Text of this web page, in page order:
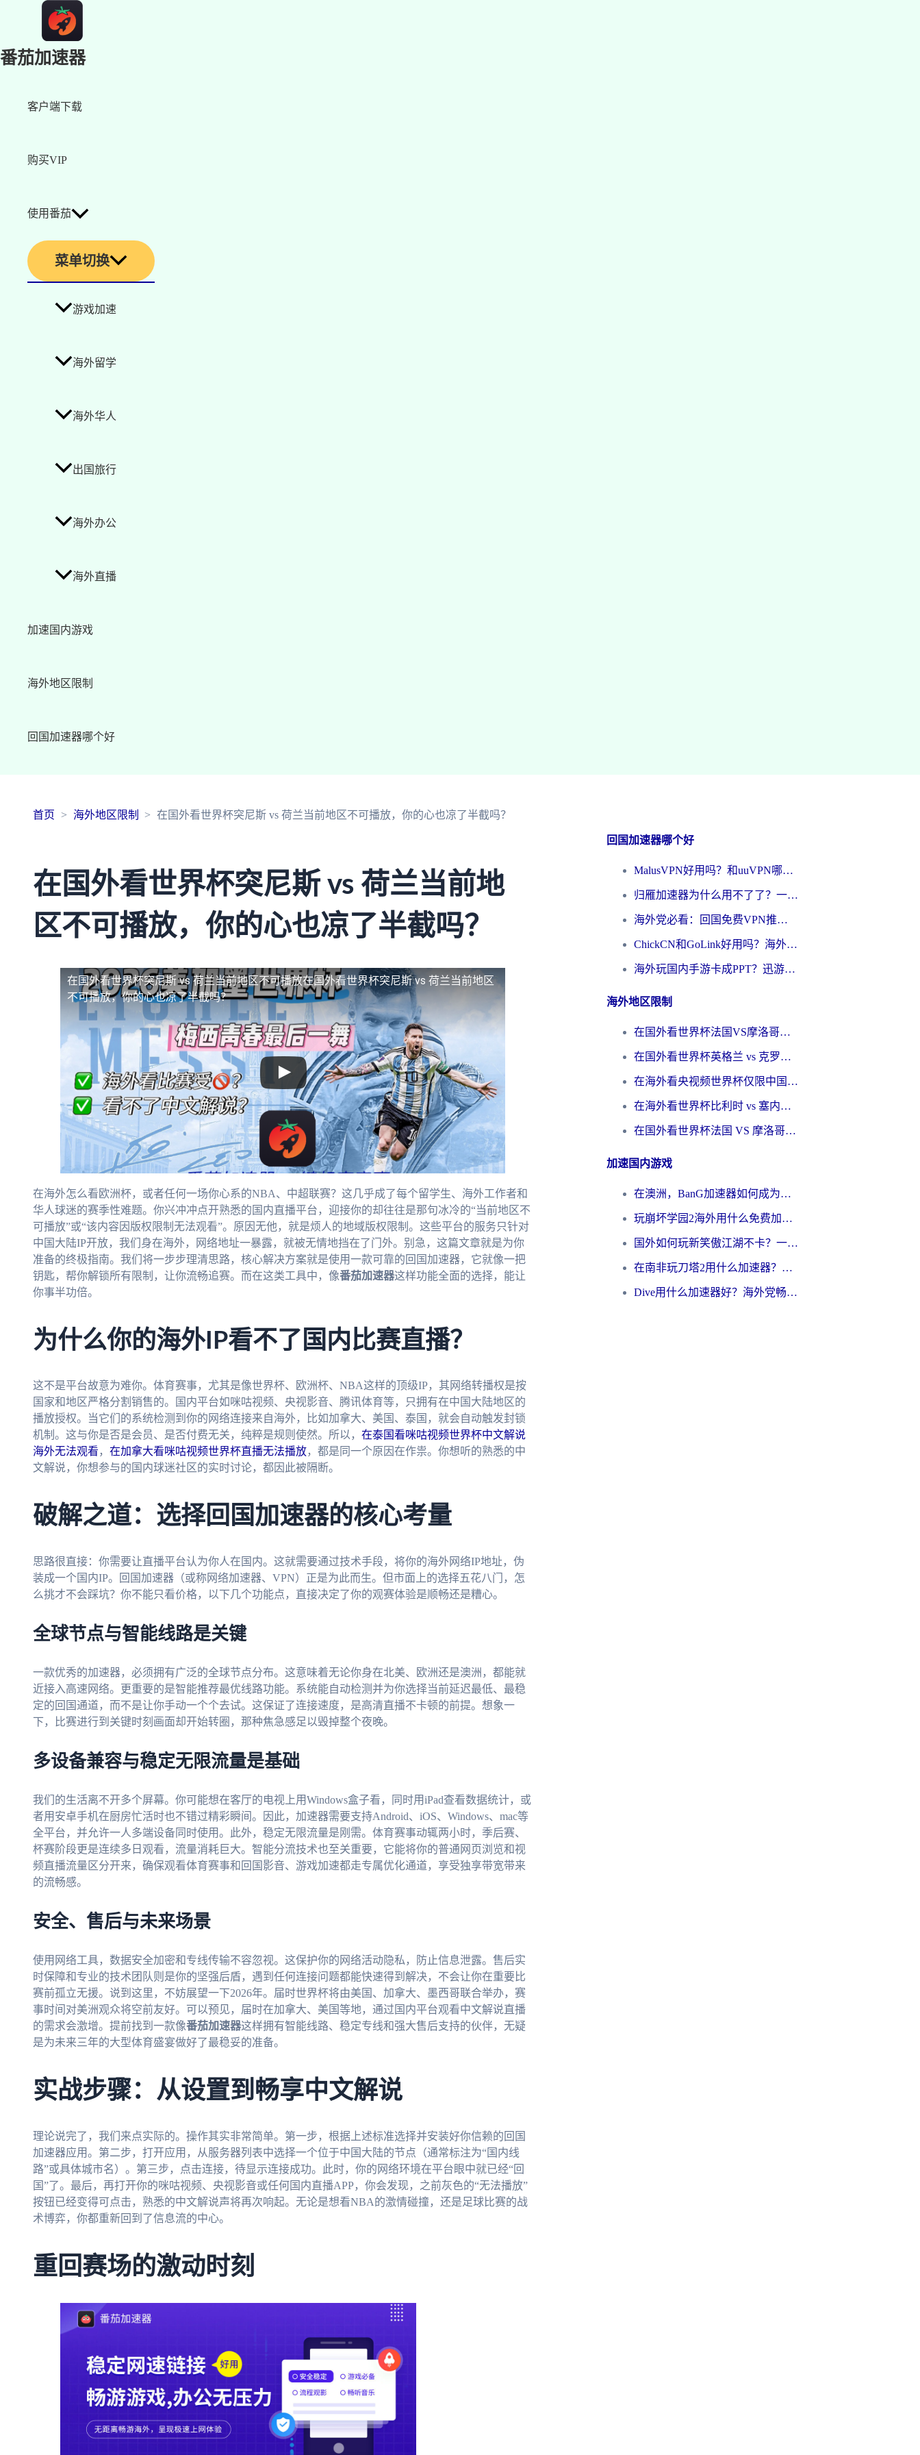
番茄加速器
客户端下载
购买VIP
使用番茄
菜单切换
游戏加速
海外留学
海外华人
出国旅行
海外办公
海外直播
加速国内游戏
海外地区限制
回国加速器哪个好
首页 海外地区限制 在国外看世界杯突尼斯 vs 荷兰当前地区不可播放，你的心也凉了半截吗？
在国外看世界杯突尼斯 vs 荷兰当前地
区不可播放，你的心也凉了半截吗？
在国外看世界杯突尼斯 vs 荷兰当前地区不可播放在国外看世界杯突尼斯 vs 荷兰当前地区
不可播放，你的心也凉了半截吗？
在海外怎么看欧洲杯，或者任何一场你心系的NBA、中超联赛？这几乎成了每个留学生、海外工作者和
华人球迷的赛季性难题。你兴冲冲点开熟悉的国内直播平台，迎接你的却往往是那句冰冷的“当前地区不
可播放”或“该内容因版权限制无法观看”。原因无他，就是烦人的地域版权限制。这些平台的服务只针对
中国大陆IP开放，我们身在海外，网络地址一暴露，就被无情地挡在了门外。别急，这篇文章就是为你
准备的终极指南。我们将一步步理清思路，核心解决方案就是使用一款可靠的回国加速器，它就像一把
钥匙，帮你解锁所有限制，让你流畅追赛。而在这类工具中，像番茄加速器这样功能全面的选择，能让
你事半功倍。
为什么你的海外IP看不了国内比赛直播？
这不是平台故意为难你。体育赛事，尤其是像世界杯、欧洲杯、NBA这样的顶级IP，其网络转播权是按
国家和地区严格分割销售的。国内平台如咪咕视频、央视影音、腾讯体育等，只拥有在中国大陆地区的
播放授权。当它们的系统检测到你的网络连接来自海外，比如加拿大、美国、泰国，就会自动触发封锁
机制。这与你是否是会员、是否付费无关，纯粹是规则使然。所以， 在泰国看咪咕视频世界杯中文解说
海外无法观看 ， 在加拿大看咪咕视频世界杯直播无法播放，都是同一个原因在作祟。你想听的熟悉的中
文解说，你想参与的国内球迷社区的实时讨论，都因此被隔断。
破解之道：选择回国加速器的核心考量
思路很直接：你需要让直播平台认为你人在国内。这就需要通过技术手段，将你的海外网络IP地址，伪
装成一个国内IP。回国加速器（或称网络加速器、VPN）正是为此而生。但市面上的选择五花八门，怎
么挑才不会踩坑？你不能只看价格，以下几个功能点，直接决定了你的观赛体验是顺畅还是糟心。
全球节点与智能线路是关键
一款优秀的加速器，必须拥有广泛的全球节点分布。这意味着无论你身在北美、欧洲还是澳洲，都能就
近接入高速网络。更重要的是智能推荐最优线路功能。系统能自动检测并为你选择当前延迟最低、最稳
定的回国通道，而不是让你手动一个个去试。这保证了连接速度，是高清直播不卡顿的前提。想象一
下，比赛进行到关键时刻画面却开始转圈，那种焦急感足以毁掉整个夜晚。
多设备兼容与稳定无限流量是基础
我们的生活离不开多个屏幕。你可能想在客厅的电视上用Windows盒子看，同时用iPad查看数据统计，或
者用安卓手机在厨房忙活时也不错过精彩瞬间。因此，加速器需要支持Android、iOS、Windows、mac等
全平台，并允许一人多端设备同时使用。此外，稳定无限流量是刚需。体育赛事动辄两小时，季后赛、
杯赛阶段更是连续多日观看，流量消耗巨大。智能分流技术也至关重要，它能将你的普通网页浏览和视
频直播流量区分开来，确保观看体育赛事和回国影音、游戏加速都走专属优化通道，享受独享带宽带来
的流畅感。
安全、售后与未来场景
使用网络工具，数据安全加密和专线传输不容忽视。这保护你的网络活动隐私，防止信息泄露。售后实
时保障和专业的技术团队则是你的坚强后盾，遇到任何连接问题都能快速得到解决，不会让你在重要比
赛前孤立无援。说到这里，不妨展望一下2026年。届时世界杯将由美国、加拿大、墨西哥联合举办，赛
事时间对美洲观众将空前友好。可以预见，届时在加拿大、美国等地，通过国内平台观看中文解说直播
的需求会激增。提前找到一款像番茄加速器这样拥有智能线路、稳定专线和强大售后支持的伙伴，无疑
是为未来三年的大型体育盛宴做好了最稳妥的准备。
实战步骤：从设置到畅享中文解说
理论说完了，我们来点实际的。操作其实非常简单。第一步，根据上述标准选择并安装好你信赖的回国
加速器应用。第二步，打开应用，从服务器列表中选择一个位于中国大陆的节点（通常标注为“国内线
路”或具体城市名）。第三步，点击连接，待显示连接成功。此时，你的网络环境在平台眼中就已经“回
国”了。最后，再打开你的咪咕视频、央视影音或任何国内直播APP，你会发现，之前灰色的“无法播放”
按钮已经变得可点击，熟悉的中文解说声将再次响起。无论是想看NBA的激情碰撞，还是足球比赛的战
术博弈，你都重新回到了信息流的中心。
重回赛场的激动时刻
回国加速器哪个好
MalusVPN好用吗？和uuVPN哪个好？海外党无缝访问国内资源的真实对比与选择指南
归雁加速器为什么用不了了？一位海外游子的真实困惑与技术解答
海外党必看：回国免费VPN推荐？别踩坑！教你选对加速器无缝刷国内资源
ChickCN和GoLink好用吗？海外党如何选对回国加速器
海外玩国内手游卡成PPT？迅游和奇游手游哪个好？一篇讲透回国加速器怎么选
海外地区限制
在国外看世界杯法国VS摩洛哥地区限制？这篇指南让你流畅看中文解说无压力
在国外看世界杯英格兰 vs 克罗地亚当前地区不可播放？这篇指南帮你搞定所有海外观赛难题
在海外看央视频世界杯仅限中国大陆？这篇指南帮你解锁中文解说+无卡顿直播
在海外看世界杯比利时 vs 塞内加尔仅限中国大陆？我找到了最流畅的中文解说之路
在国外看世界杯法国 VS 摩洛哥仅限中国大陆？海外党这样看中文解说赛事不卡顿
加速国内游戏
在澳洲，BanG加速器如何成为你国服游戏的“时光机”？
玩崩坏学园2海外用什么免费加速器好？2026海外党亲测国服游戏加速指南
国外如何玩新笑傲江湖不卡？一份给海外游子的终极网络指南
在南非玩刀塔2用什么加速器？一份给海外游子的终极生存指南
Dive用什么加速器好？海外党畅玩国服游戏的终极避坑指南